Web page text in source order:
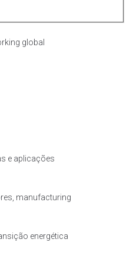
global
e aplicações
manufacturing
energética